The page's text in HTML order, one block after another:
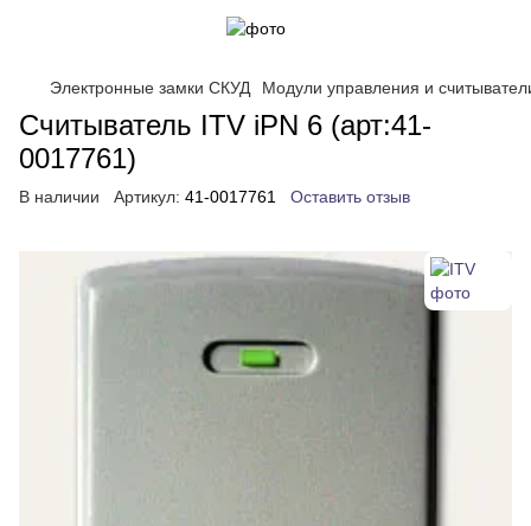
Электронные замки СКУД Модули управления и
Считыватель ITV iPN 6 (арт:41-
0017761)
В наличии Артикул: 41-0017761 Оставить отзыв